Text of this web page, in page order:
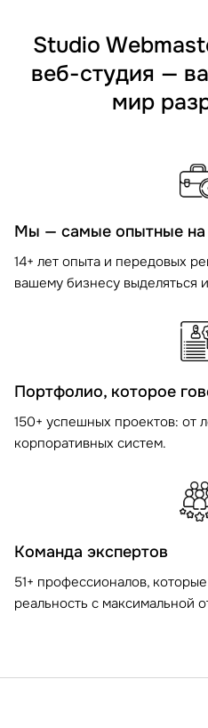
Studio
веб-студия —
мир
Мы — самые опытные на
14+ лет опыта и передовых
вашему бизнесу выделяться
Портфолио, которое
150+ успешных проектов: от
корпоративных систем.
Команда экспертов
51+ профессионалов,
реальность с максимальной